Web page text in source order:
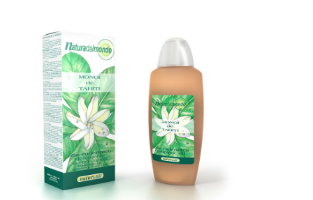
LINEA MARULA PER CAPELLI
MONOI CAPELLI
RISTRUTTURANTI NATURLAB
TRATTAMENTO CADUTA
HAIR STYLIST
NATURFIX